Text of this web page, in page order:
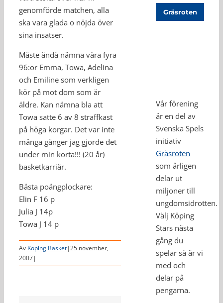
genomförde matchen, alla
ska vara glada o nöjda över
sina insatser.
Måste ändå nämna våra fyra
96:or Emma, Towa, Adelina
och Emiline som verkligen
kör på mot dom som är
äldre. Kan nämna bla att
Towa satte 6 av 8 straffkast
på höga korgar. Det var inte
många gånger jag gjorde det
under min korta!!! (20 år)
basketkarriär.
Bästa poängplockare:
Elin F 16 p
Julia J 14p
Towa J 14 p
Av Köping Basket|25 november,
2007|
Gräsroten
Vår förening
är en del av
Svenska Spels
initiativ
Gräsroten
som årligen
delar ut
miljoner till
ungdomsidrotten.
Välj Köping
Stars nästa
gång du
spelar så är vi
med och
delar på
pengarna.